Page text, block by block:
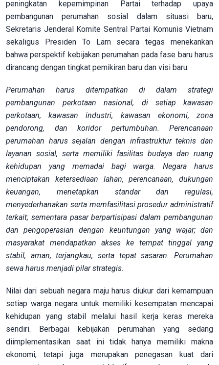
peningkatan kepemimpinan Partai terhadap upaya
pembangunan perumahan sosial dalam situasi baru,
Sekretaris Jenderal Komite Sentral Partai Komunis Vietnam
sekaligus Presiden To Lam secara tegas menekankan
bahwa perspektif kebijakan perumahan pada fase baru harus
dirancang dengan tingkat pemikiran baru dan visi baru:
Perumahan harus ditempatkan di dalam strategi
pembangunan perkotaan nasional, di setiap kawasan
perkotaan, kawasan industri, kawasan ekonomi, zona
pendorong, dan koridor pertumbuhan. Perencanaan
perumahan harus sejalan dengan infrastruktur teknis dan
layanan sosial, serta memiliki fasilitas budaya dan ruang
kehidupan yang memadai bagi warga. Negara harus
menciptakan ketersediaan lahan, perencanaan, dukungan
keuangan, menetapkan standar dan regulasi,
menyederhanakan serta memfasilitasi prosedur administratif
terkait; sementara pasar berpartisipasi dalam pembangunan
dan pengoperasian dengan keuntungan yang wajar; dan
masyarakat mendapatkan akses ke tempat tinggal yang
stabil, aman, terjangkau, serta tepat sasaran. Perumahan
sewa harus menjadi pilar strategis.
Nilai dari sebuah negara maju harus diukur dari kemampuan
setiap warga negara untuk memiliki kesempatan mencapai
kehidupan yang stabil melalui hasil kerja keras mereka
sendiri. Berbagai kebijakan perumahan yang sedang
diimplementasikan saat ini tidak hanya memiliki makna
ekonomi, tetapi juga merupakan penegasan kuat dari